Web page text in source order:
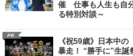
催 仕事も人生も自
る特別対談～
PR
《祝59歳》日本中
暴走！ “勝手に”生誕